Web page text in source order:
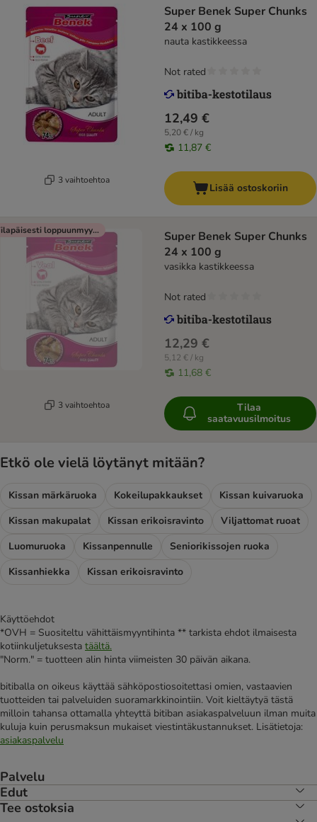
3 vaihtoehtoa
Super Benek Super Chunks
24 x 100 g
nauta kastikkeessa
12,49 €
5,20 € / kg
11,87 €
Not rated
Lisää ostoskoriin
Tilapäisesti loppuunmyyty
3 vaihtoehtoa
Super Benek Super Chunks
24 x 100 g
vasikka kastikkeessa
12,29 €
5,12 € / kg
11,68 €
Not rated
Tilaa
saatavuusilmoitus
Etkö ole vielä löytänyt mitään?
Kissan märkäruoka Kokeilupakkaukset
Kissan kuivaruoka
Kissan makupalat
Kissan erikoisravinto
Viljattomat ruoat
Luomuruoka
Kissanpennulle
Seniorikissojen ruoka
Kissanhiekka
Kissan erikoisravinto
Käyttöehdot
*OVH = Suositeltu vähittäismyyntihinta ** tarkista ehdot ilmaisesta
kotiinkuljetuksesta täältä.
"Norm." = tuotteen alin hinta viimeisten 30 päivän aikana.
bitiballa on oikeus käyttää sähköpostiosoitettasi omien, vastaavien
tuotteiden tai palveluiden suoramarkkinointiin. Voit kieltäytyä tästä
milloin tahansa ottamalla yhteyttä bitiban asiakaspalveluun ilman muita
kuluja kuin perusmaksun mukaiset viestintäkustannukset. Lisätietoja:
asiakaspalvelu
Palvelu
Edut
Tee ostoksia